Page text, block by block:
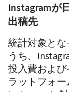
Instagramが
出稿先
統計対象と
うち、
投入費およ
ラットフォー